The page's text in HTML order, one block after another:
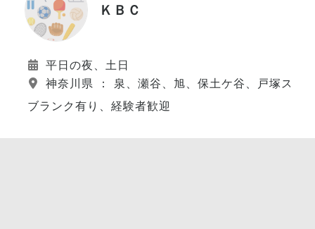
ＫＢＣ
平日の夜、土日
神奈川県 ： 泉、瀬谷、旭、保土ケ谷、戸塚スポ
ブランク有り、経験者歓迎